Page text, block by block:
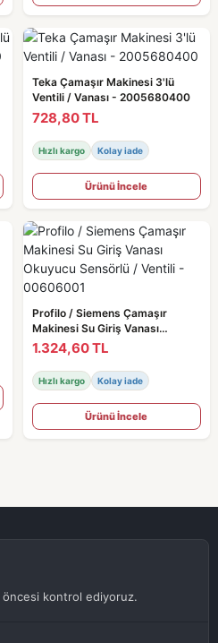
Teka Çamaşır Makinesi 3'lü
Ventili / Vanası - 2005680400
728,80 TL
Hızlı kargo Kolay iade
Ürünü İncele
Profilo / Siemens Çamaşır
Makinesi Su Giriş Vanası
Okuyucu Sensörlü / Ventili -
00606001
1.324,60 TL
Hızlı kargo Kolay iade
Ürünü İncele
kontrol ediyoruz.